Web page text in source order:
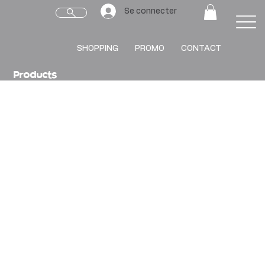
SHOPPING PROMO CONTACT
Se connecter
Products